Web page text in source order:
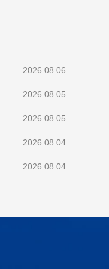
2026.08.06
2026.08.05
2026.08.05
2026.08.04
2026.08.04